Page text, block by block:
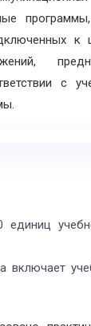
к
с
включает